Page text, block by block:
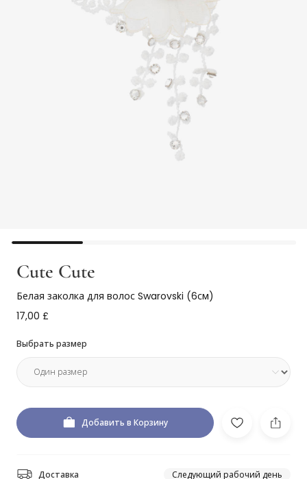
Cute Cute
Белая заколка для волос Swarovski (6см)
17,00 £
Выбрать размер
Добавить в Корзину
Доставка Следующий рабочий день